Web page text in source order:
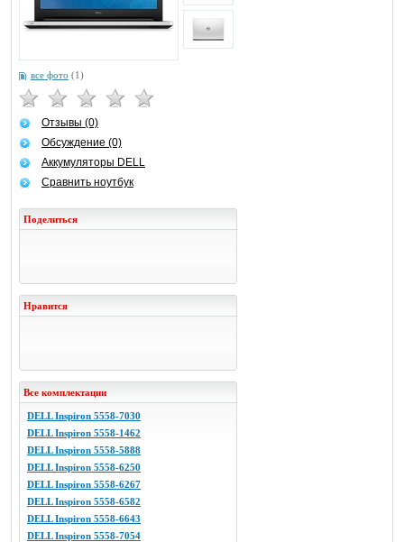
все фото (1)
Отзывы (0)
Обсуждение (0)
Аккумуляторы DELL
Сравнить ноутбук
Поделиться
Нравится
Все комплектации
DELL Inspiron 5558-7030
DELL Inspiron 5558-1462
DELL Inspiron 5558-5888
DELL Inspiron 5558-6250
DELL Inspiron 5558-6267
DELL Inspiron 5558-6582
DELL Inspiron 5558-6643
DELL Inspiron 5558-7054